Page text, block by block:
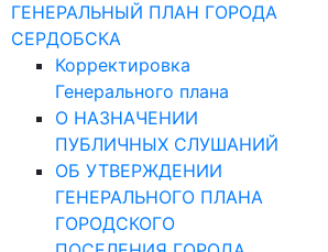
ГЕНЕРАЛЬНЫЙ ПЛАН ГОРОДА
СЕРДОБСКА
Корректировка
Генерального плана
О НАЗНАЧЕНИИ
ПУБЛИЧНЫХ СЛУШАНИЙ
ОБ УТВЕРЖДЕНИИ
ГЕНЕРАЛЬНОГО ПЛАНА
ГОРОДСКОГО